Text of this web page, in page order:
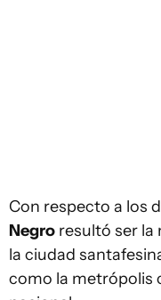
Con respecto a los
Negro resultó ser la
la ciudad
como la metrópolis